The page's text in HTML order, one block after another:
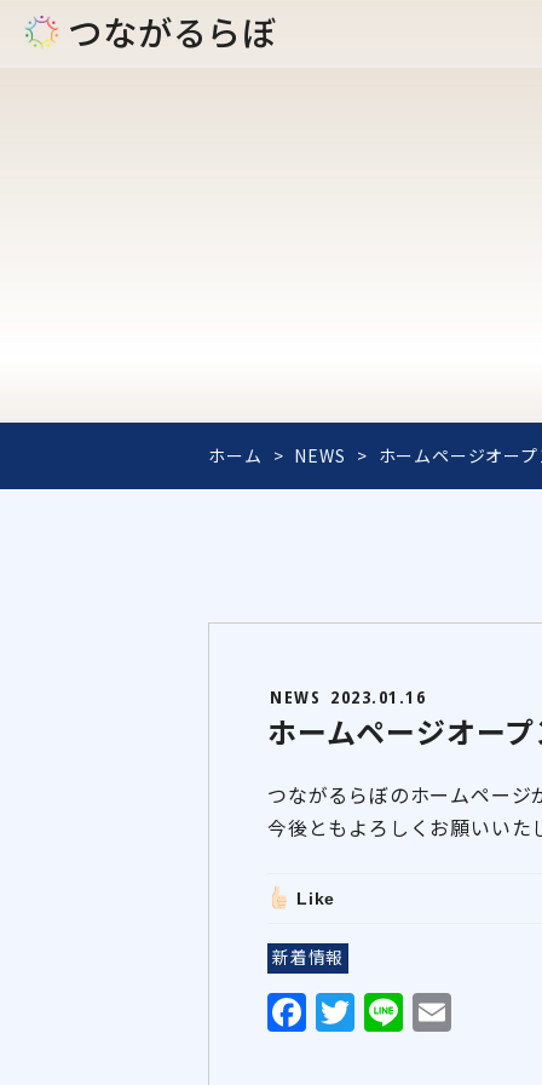
つながるらぼ
ホーム NEWS ホームページオープ
NEWS 2023.01.16
ホームページオープ
つながるらぼのホームページ
今後ともよろしくお願いいた
Like
新着情報
F
a
T
w
Li
n